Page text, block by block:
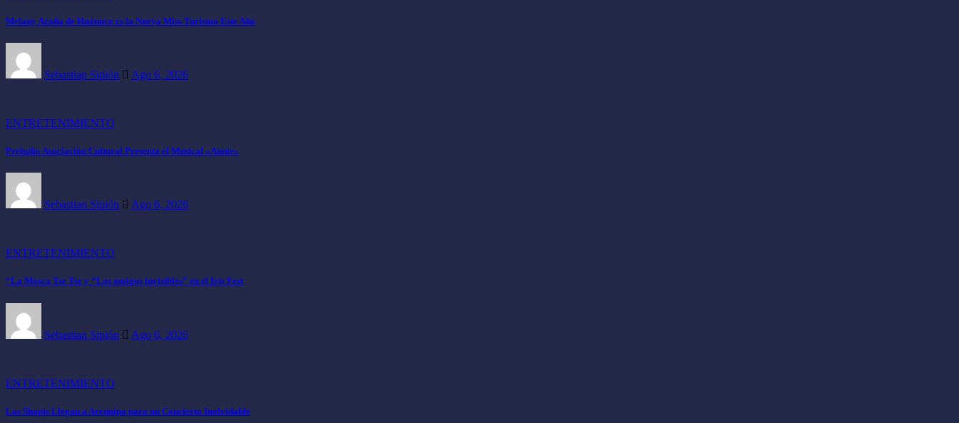
Melany Azaña de Huánuco es la Nueva Miss Turismo Este Año
Sebastian Sipión Ago 6, 2026
ENTRETENIMIENTO
Preludio Asociación Cultural Presenta el Musical «Annie»
Sebastian Sipión Ago 6, 2026
ENTRETENIMIENTO
“La Mosca Tse Tse y “Los amigos invisibles” en el Iris Fest
Sebastian Sipión Ago 6, 2026
ENTRETENIMIENTO
Los Shapis Llegan a Arequipa para un Concierto Inolvidable